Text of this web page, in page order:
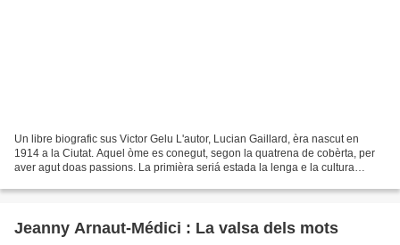
Un libre biografic sus Victor Gelu L'autor, Lucian Gaillard, èra nascut en
1914 a la Ciutat. Aquel òme es conegut, segon la quatrena de cobèrta, per
aver agut doas passions. La primièra seriá estada la lenga e la cultura
Jeanny Arnaut-Médici : La valsa dels mots